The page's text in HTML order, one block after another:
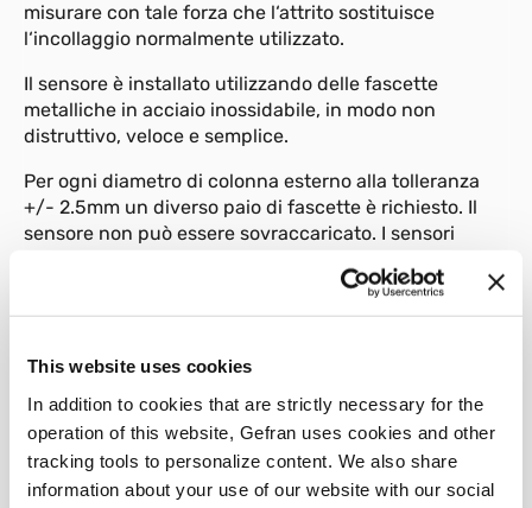
This website uses cookies
In addition to cookies that are strictly necessary for the
operation of this website, Gefran uses cookies and other
tracking tools to personalize content. We also share
information about your use of our website with our social
misurare con tale forza che l‘attrito sostituisce
l‘incollaggio normalmente utilizzato.
Il sensore è installato utilizzando delle fascette
metalliche in acciaio inossidabile, in modo non
distruttivo, veloce e semplice.
Per ogni diametro di colonna esterno alla tolleranza
+/- 2.5mm un diverso paio di fascette è richiesto. Il
sensore non può essere sovraccaricato. I sensori
01 Descrizione